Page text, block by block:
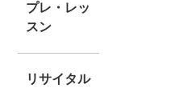
プレ・レッ
スン
リサイタル